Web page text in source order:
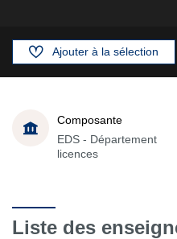
Ajouter à la sélection
Composante
EDS - Département
licences
Liste des